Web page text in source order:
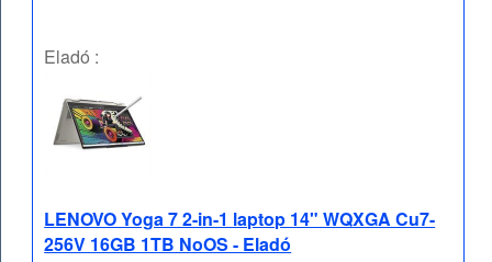
Eladó :
LENOVO Yoga 7 2-in-1 laptop 14" WQXGA Cu7-
256V 16GB 1TB NoOS - Eladó